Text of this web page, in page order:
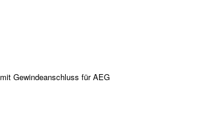
Gewindeanschluss für AEG